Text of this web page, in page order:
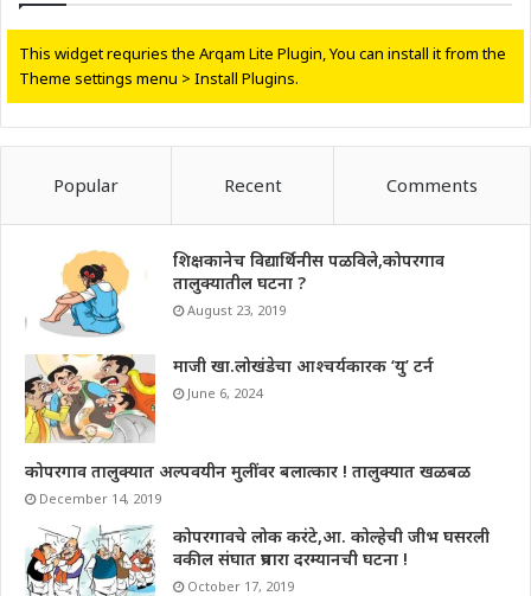
This widget requries the Arqam Lite Plugin, You can install it from the
Theme settings menu > Install Plugins.
Popular Recent Comments
शिक्षकानेच विद्यार्थिनीस पळविले,कोपरगाव
तालुक्यातील घटना ?
August 23, 2019
माजी खा.लोखंडेचा आश्चर्यकारक ‘यु’ टर्न
June 6, 2024
कोपरगाव तालुक्यात अल्पवयीन मुलींवर बलात्कार ! तालुक्यात खळबळ
December 14, 2019
कोपरगावचे लोक करंटे,आ. कोल्हेची जीभ घसरली
वकील संघात प्रचारा दरम्यानची घटना !
October 17, 2019